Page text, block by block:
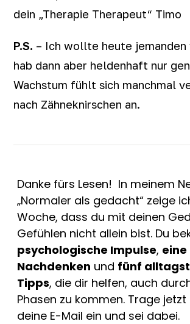
dein „Therapie Therapeut“ Timo
P.S. – Ich wollte heute jemanden
hab dann aber heldenhaft nur
Wachstum fühlt sich manchmal
nach Zähneknirschen an.
Danke fürs Lesen! In meinem
„Normaler als gedacht“ zeige
Woche, dass du mit deinen
Gefühlen nicht allein bist. Du
psychologische Impulse, eine
Nachdenken und fünf
Tipps, die dir helfen, auch
Phasen zu kommen. Trage
deine E-Mail ein und sei dabei.